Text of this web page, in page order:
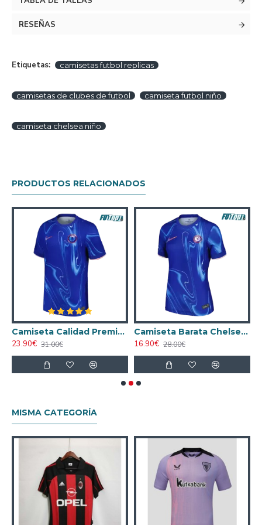
RESEÑAS
Etiquetas: camisetas futbol replicas
camisetas de clubes de futbol camiseta futbol niño
camiseta chelsea niño
PRODUCTOS RELACIONADOS
Camiseta Calidad Premium Chelsea Local 2024/25 Versión Jugador
23.90€ 31.00€
Camiseta Barata Chelsea Home 2024/25 Mujer
16.90€ 28.00€
MISMA CATEGORÍA